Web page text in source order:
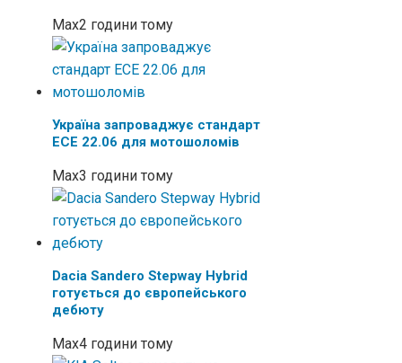
Max2 години тому
Україна запроваджує стандарт
ECE 22.06 для мотошоломів
Max3 години тому
Dacia Sandero Stepway Hybrid
готується до європейського
дебюту
Max4 години тому